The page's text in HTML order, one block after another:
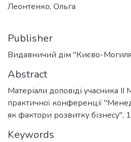
Леонтенко, Ольга
Publisher
Видавничий дім "Києво-
Abstract
Матеріали доповіді учасника
практичної конференції
як фактори розвитку бізнесу",
Keywords